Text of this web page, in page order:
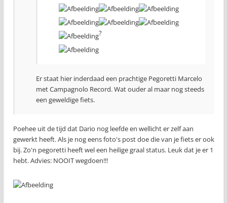
?
Er staat hier inderdaad een prachtige Pegoretti Marcelo
met Campagnolo Record. Wat ouder al maar nog steeds
een geweldige fiets.
Poehee uit de tijd dat Dario nog leefde en wellicht er zelf aan
gewerkt heeft. Als je nog eens foto's post doe die van je fiets er ook
bij. Zo'n pegoretti heeft wel een heilige graal status. Leuk dat je er 1
hebt. Advies: NOOIT wegdoen!!!